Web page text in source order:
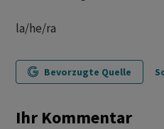
la/he/ra
Bevorzugte Quelle
Ihr Kommentar